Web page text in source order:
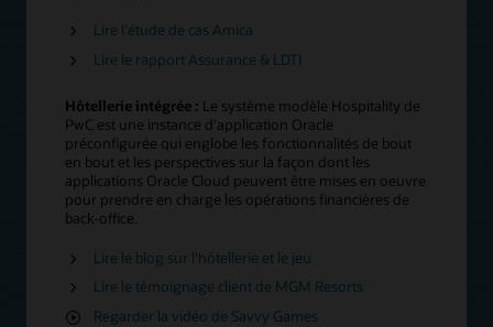
Lire l'étude de cas Amica
Lire le rapport Assurance & LDTI
Hôtellerie intégrée : Le système modèle Hospitality de
PwC est une instance d'application Oracle
préconfigurée qui englobe les fonctionnalités de bout
en bout et les perspectives sur la façon dont les
applications Oracle Cloud peuvent être mises en oeuvre
pour prendre en charge les opérations financières de
back-office.
Lire le blog sur l'hôtellerie et le jeu
Lire le témoignage client de MGM Resorts
Regarder la vidéo de Savvy Games